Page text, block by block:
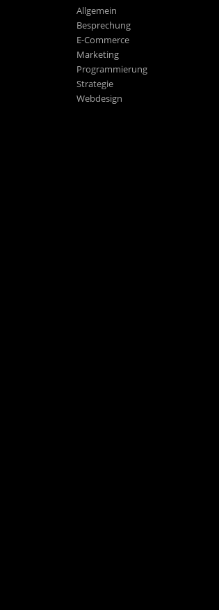
Allgemein
Besprechung
E-Commerce
Marketing
Programmierung
Strategie
Webdesign